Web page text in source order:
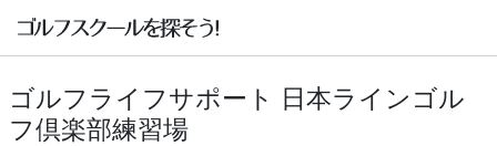
ゴルフライフサポート 日本ラインゴル
フ倶楽部練習場